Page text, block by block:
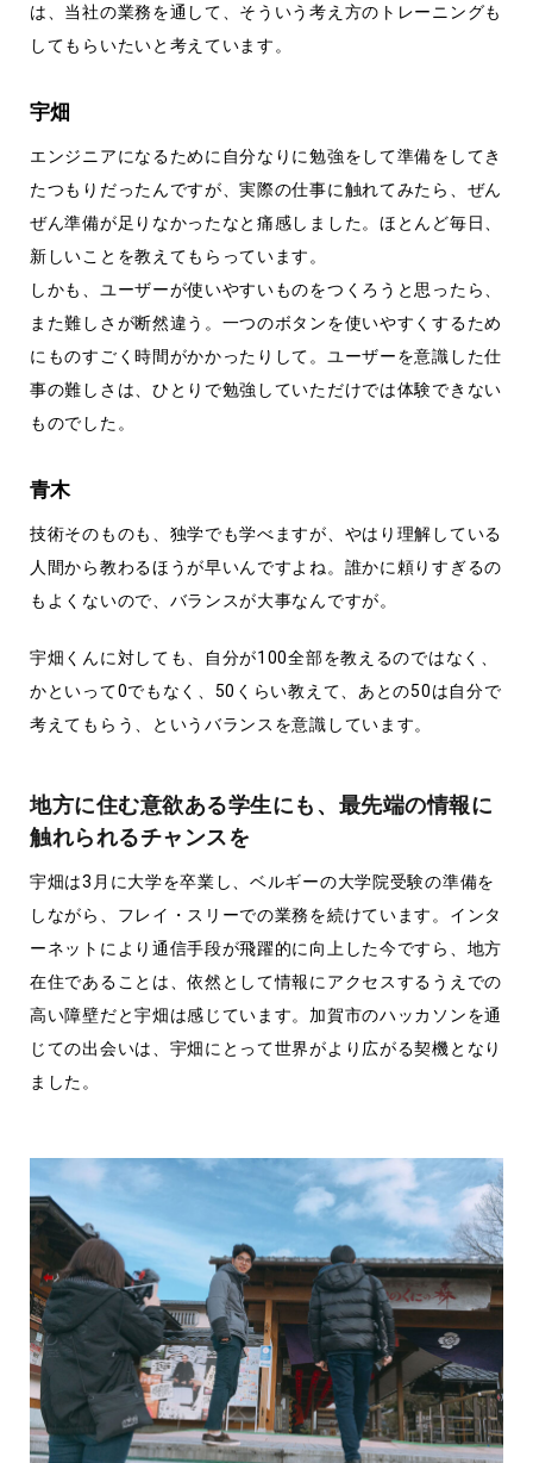
は、当社の業務を通して、そういう考え方のトレーニングも
してもらいたいと考えています。
宇畑
エンジニアになるために自分なりに勉強をして準備をしてき
たつもりだったんですが、実際の仕事に触れてみたら、ぜん
ぜん準備が足りなかったなと痛感しました。ほとんど毎日、
新しいことを教えてもらっています。
しかも、ユーザーが使いやすいものをつくろうと思ったら、
また難しさが断然違う。一つのボタンを使いやすくするため
にものすごく時間がかかったりして。ユーザーを意識した仕
事の難しさは、ひとりで勉強していただけでは体験できない
ものでした。
青木
技術そのものも、独学でも学べますが、やはり理解している
人間から教わるほうが早いんですよね。誰かに頼りすぎるの
もよくないので、バランスが大事なんですが。
宇畑くんに対しても、自分が100全部を教えるのではなく、
かといって0でもなく、50くらい教えて、あとの50は自分で
考えてもらう、というバランスを意識しています。
地方に住む意欲ある学生にも、最先端の情報に
触れられるチャンスを
宇畑は3月に大学を卒業し、ベルギーの大学院受験の準備を
しながら、フレイ・スリーでの業務を続けています。インタ
ーネットにより通信手段が飛躍的に向上した今ですら、地方
在住であることは、依然として情報にアクセスするうえでの
高い障壁だと宇畑は感じています。加賀市のハッカソンを通
じての出会いは、宇畑にとって世界がより広がる契機となり
ました。